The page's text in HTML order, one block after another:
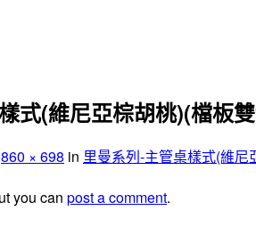
式(維尼亞棕胡桃)(檔板
860 × 698 in 里曼系列-主管桌樣式(維
you can post a comment.